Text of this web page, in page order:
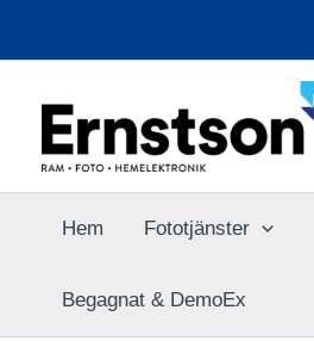
Hem Fototjänster
Begagnat & DemoEx